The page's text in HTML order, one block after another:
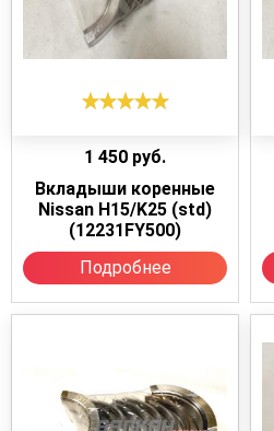
1 450 руб.
Вкладыши коренные
Nissan H15/K25 (std)
(12231FY500)
Подробнее